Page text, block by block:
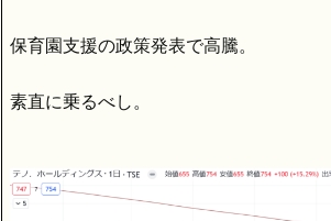
保育園支援の政策発表で高騰。
素直に乗るべし。